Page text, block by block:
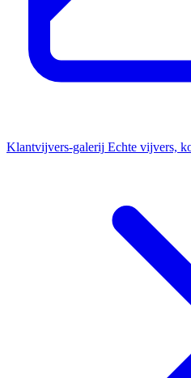
Klantvijvers-galerij Echte vijvers,